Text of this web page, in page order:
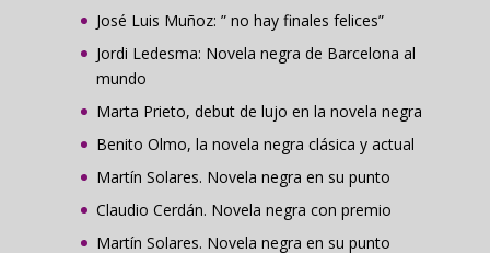
José Luis Muñoz: ” no hay finales felices”
Jordi Ledesma: Novela negra de Barcelona al
mundo
Marta Prieto, debut de lujo en la novela negra
Benito Olmo, la novela negra clásica y actual
Martín Solares. Novela negra en su punto
Claudio Cerdán. Novela negra con premio
Martín Solares. Novela negra en su punto